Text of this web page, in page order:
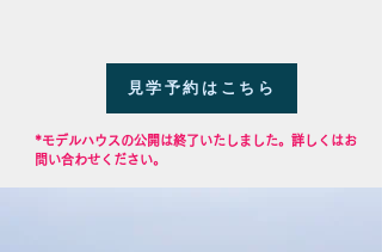
見学予約はこちら
​*モデルハウスの公開は終了いたしました。詳しくはお
問い合わせください。